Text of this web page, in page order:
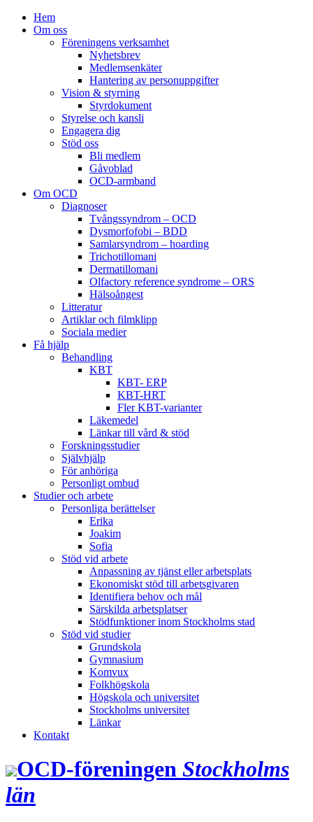
Hem
Om oss
Föreningens verksamhet
Nyhetsbrev
Medlemsenkäter
Hantering av personuppgifter
Vision & styrning
Styrdokument
Styrelse och kansli
Engagera dig
Stöd oss
Bli medlem
Gåvoblad
OCD-armband
Om OCD
Diagnoser
Tvångssyndrom – OCD
Dysmorfofobi – BDD
Samlarsyndrom – hoarding
Trichotillomani
Dermatillomani
Olfactory reference syndrome – ORS
Hälsoångest
Litteratur
Artiklar och filmklipp
Sociala medier
Få hjälp
Behandling
KBT
KBT- ERP
KBT-HRT
Fler KBT-varianter
Läkemedel
Länkar till vård & stöd
Forskningsstudier
Självhjälp
För anhöriga
Personligt ombud
Studier och arbete
Personliga berättelser
Erika
Joakim
Sofia
Stöd vid arbete
Anpassning av tjänst eller arbetsplats
Ekonomiskt stöd till arbetsgivaren
Identifiera behov och mål
Särskilda arbetsplatser
Stödfunktioner inom Stockholms stad
Stöd vid studier
Grundskola
Gymnasium
Komvux
Folkhögskola
Högskola och universitet
Stockholms universitet
Länkar
Kontakt
OCD‑föreningen Stockholms
län